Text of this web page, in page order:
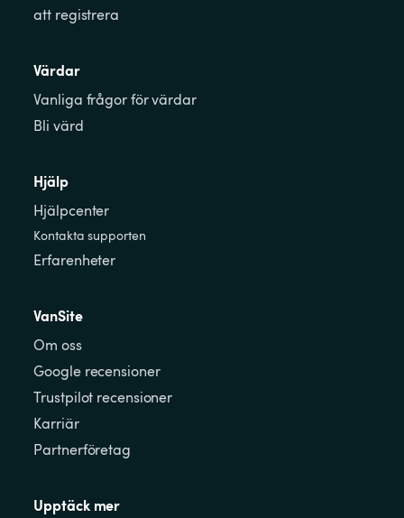
att registrera
Värdar
Vanliga frågor för värdar
Bli värd
Hjälp
Hjälpcenter
Kontakta supporten
Erfarenheter
VanSite
Om oss
Google recensioner
Trustpilot recensioner
Karriär
Partnerföretag
Upptäck mer